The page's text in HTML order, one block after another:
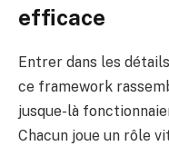
efficace
Entrer dans les
ce framework
jusque-là
Chacun joue un rôle